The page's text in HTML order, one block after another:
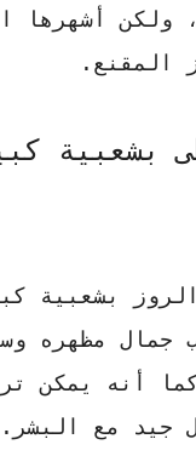
ولكن أشهرها
المقنع.
بشعبية
بشعبية
جمال مظهره
أنه يمكن
جيد مع البشر.